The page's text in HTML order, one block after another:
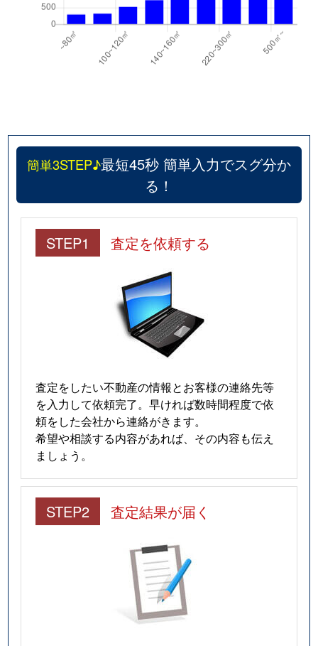
簡単3STEP♪最短45秒 簡単入力でスグ分か
る！
STEP1 査定を依頼する
査定をしたい不動産の情報とお客様の連絡先等
を入力して依頼完了。早ければ数時間程度で依
頼をした会社から連絡がきます。
希望や相談する内容があれば、その内容も伝え
ましょう。
STEP2 査定結果が届く